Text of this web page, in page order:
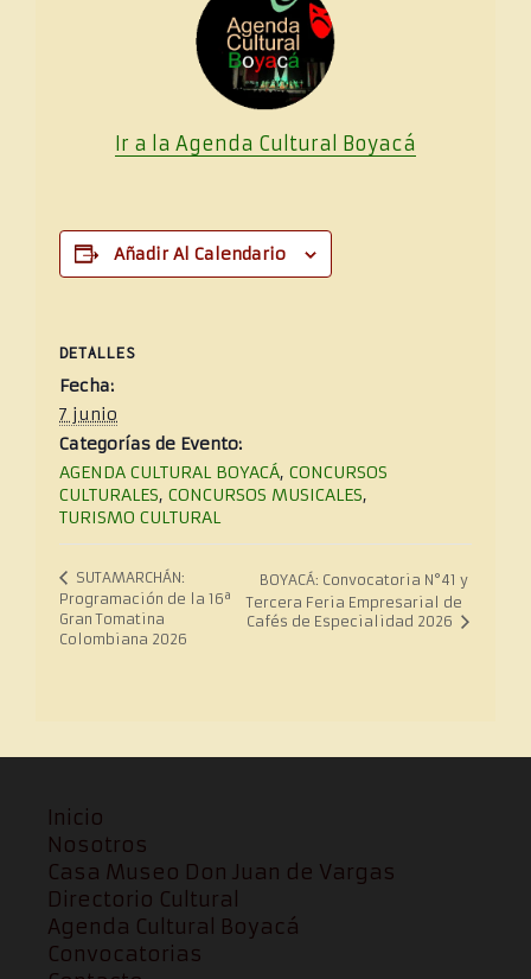
Ir a la Agenda Cultural Boyacá
Añadir Al Calendario
DETALLES
Fecha:
7 junio
Categorías de Evento:
AGENDA CULTURAL BOYACÁ, CONCURSOS
CULTURALES, CONCURSOS MUSICALES,
TURISMO CULTURAL
SUTAMARCHÁN:
Programación de la 16ª
Gran Tomatina
Colombiana 2026
BOYACÁ: Convocatoria N°41 y
Tercera Feria Empresarial de
Cafés de Especialidad 2026
Inicio
Nosotros
Casa Museo Don Juan de Vargas
Directorio Cultural
Agenda Cultural Boyacá
Convocatorias